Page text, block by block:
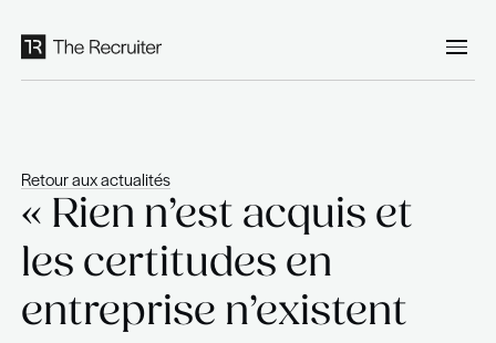
Retour aux actualités
« Rien n’est acquis
les certitudes en